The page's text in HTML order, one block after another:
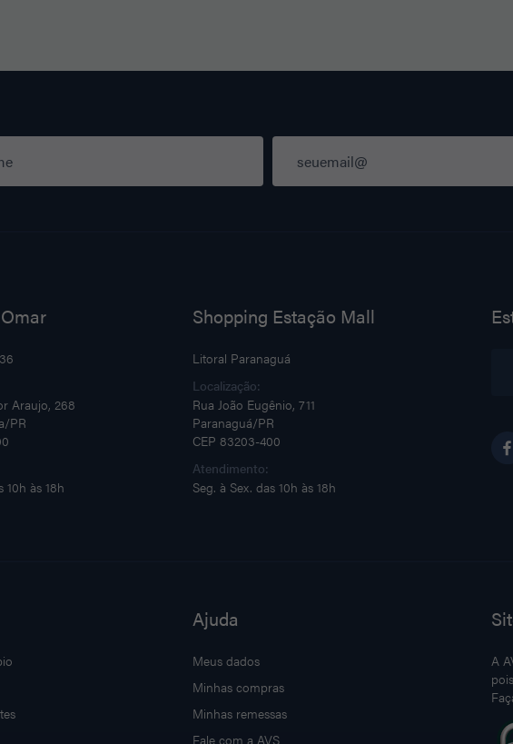
Araujo, 268
PR
10h às 18h
Shopping Estação Mall
Litoral Paranaguá
Localização:
Rua João Eugênio, 711
Paranaguá/PR
CEP 83203-400
Atendimento:
Seg. à Sex. das 10h às 18h
Ajuda
Meus dados
Minhas compras
Minhas remessas
Fale com a AVS
A